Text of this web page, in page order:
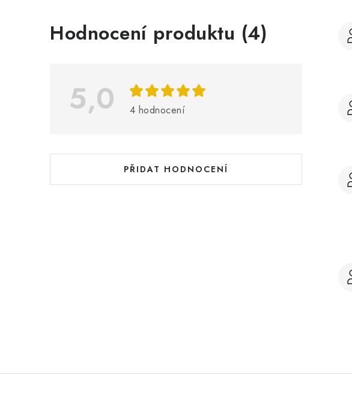
Hodnocení produktu (4)
5,0 4 hodnocení
PŘIDAT HODNOCENÍ
V
o
n